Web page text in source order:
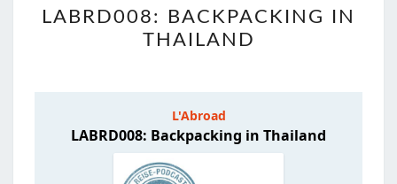
BACKPACKING
IN
LABRD008: BACKPACKING IN
THAILAND